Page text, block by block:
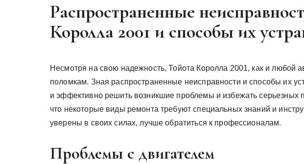
Распространенные
Королла 2001 и способы их
Несмотря на свою надежность, Тойота Королла 2001, как и любой
поломкам. Зная распространенные неисправности и способы их
и эффективно решить возникшие проблемы и избежать серьезных
что некоторые виды ремонта требуют специальных знаний и
уверены в своих силах, лучше обратиться к профессионалам.
Проблемы с двигателем